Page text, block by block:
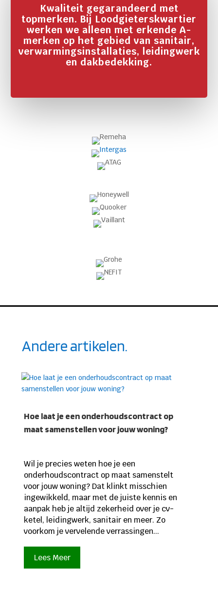
Kwaliteit gegarandeerd met
topmerken. Bij Loodgieterskwartier
werken we alleen met erkende A-
merken op het gebied van sanitair,
verwarmingsinstallaties, leidingwerk
en dakbedekking.
Andere artikelen.
Hoe laat je een onderhoudscontract op
maat samenstellen voor jouw woning?
Wil je precies weten hoe je een
onderhoudscontract op maat samenstelt
voor jouw woning? Dat klinkt misschien
ingewikkeld, maar met de juiste kennis en
aanpak heb je altijd zekerheid over je cv-
ketel, leidingwerk, sanitair en meer. Zo
voorkom je vervelende verrassingen...
Lees Meer